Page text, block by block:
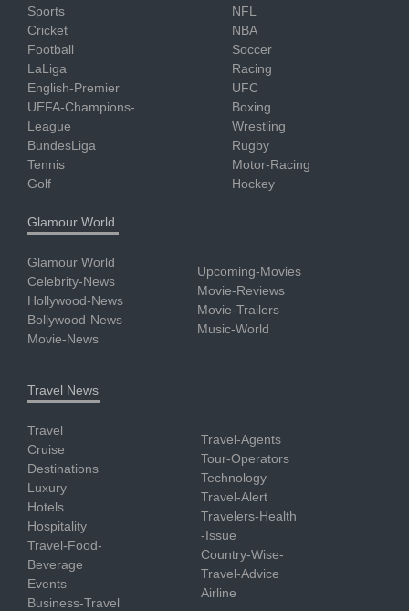
Sports
Cricket
Football
LaLiga
English-Premier
UEFA-Champions-
League
BundesLiga
Tennis
Golf
NFL
NBA
Soccer
Racing
UFC
Boxing
Wrestling
Rugby
Motor-Racing
Hockey
Glamour World
Glamour World
Celebrity-News
Hollywood-News
Bollywood-News
Movie-News
Upcoming-Movies
Movie-Reviews
Movie-Trailers
Music-World
Travel News
Travel
Cruise
Destinations
Luxury
Hotels
Hospitality
Travel-Food-
Beverage
Events
Business-Travel
Travel-Agents
Tour-Operators
Technology
Travel-Alert
Travelers-Health
-Issue
Country-Wise-
Travel-Advice
Airline